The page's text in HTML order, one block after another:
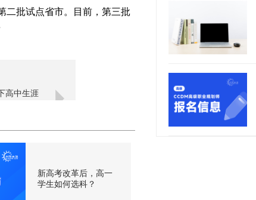
二批试点省市。目前，第三批
高中生涯
新高考改革后，高一
学生如何选科？